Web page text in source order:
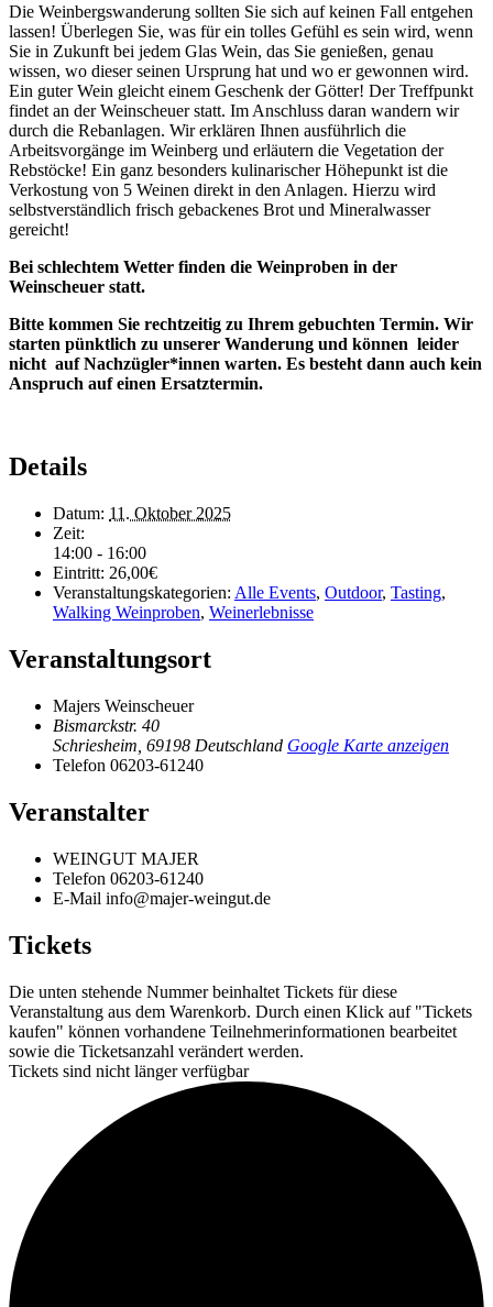
Die Weinbergswanderung sollten Sie sich auf keinen Fall entgehen
lassen! Überlegen Sie, was für ein tolles Gefühl es sein wird, wenn
Sie in Zukunft bei jedem Glas Wein, das Sie genießen, genau
wissen, wo dieser seinen Ursprung hat und wo er gewonnen wird.
Ein guter Wein gleicht einem Geschenk der Götter! Der Treffpunkt
findet an der Weinscheuer statt. Im Anschluss daran wandern wir
durch die Rebanlagen. Wir erklären Ihnen ausführlich die
Arbeitsvorgänge im Weinberg und erläutern die Vegetation der
Rebstöcke! Ein ganz besonders kulinarischer Höhepunkt ist die
Verkostung von 5 Weinen direkt in den Anlagen. Hierzu wird
selbstverständlich frisch gebackenes Brot und Mineralwasser
gereicht!
Bei schlechtem Wetter finden die Weinproben in der
Weinscheuer statt.
Bitte kommen Sie rechtzeitig zu Ihrem gebuchten Termin. Wir
starten pünktlich zu unserer Wanderung und können leider
nicht auf Nachzügler*innen warten. Es besteht dann auch kein
Anspruch auf einen Ersatztermin.
Details
Datum: 11. Oktober 2025
Zeit:
14:00 - 16:00
Eintritt: 26,00€
Veranstaltungskategorien: Alle Events, Outdoor, Tasting,
Walking Weinproben, Weinerlebnisse
Veranstaltungsort
Majers Weinscheuer
Bismarckstr. 40
Schriesheim 69198 Deutschland Google Karte anzeigen
Telefon 06203-61240
Veranstalter
WEINGUT MAJER
Telefon 06203-61240
E-Mail info@majer-weingut.de
Tickets
Die unten stehende Nummer beinhaltet Tickets für diese
Veranstaltung aus dem Warenkorb. Durch einen Klick auf "Tickets
kaufen" können vorhandene Teilnehmerinformationen bearbeitet
sowie die Ticketsanzahl verändert werden.
Tickets sind nicht länger verfügbar